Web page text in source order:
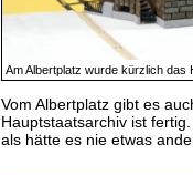
Am Albertplatz wurde kürzlich
Vom Albertplatz gibt es
Hauptstaatsarchiv ist
als hätte es nie etwas